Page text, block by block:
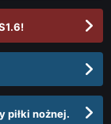
piłki nożnej.